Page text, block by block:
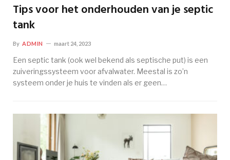
Tips voor het onderhouden van je septic
tank
By ADMIN maart 24, 2023
Een septic tank (ook wel bekend als septische put) is een
zuiveringssysteem voor afvalwater. Meestal is zo’n
systeem onder je huis te vinden als er geen…